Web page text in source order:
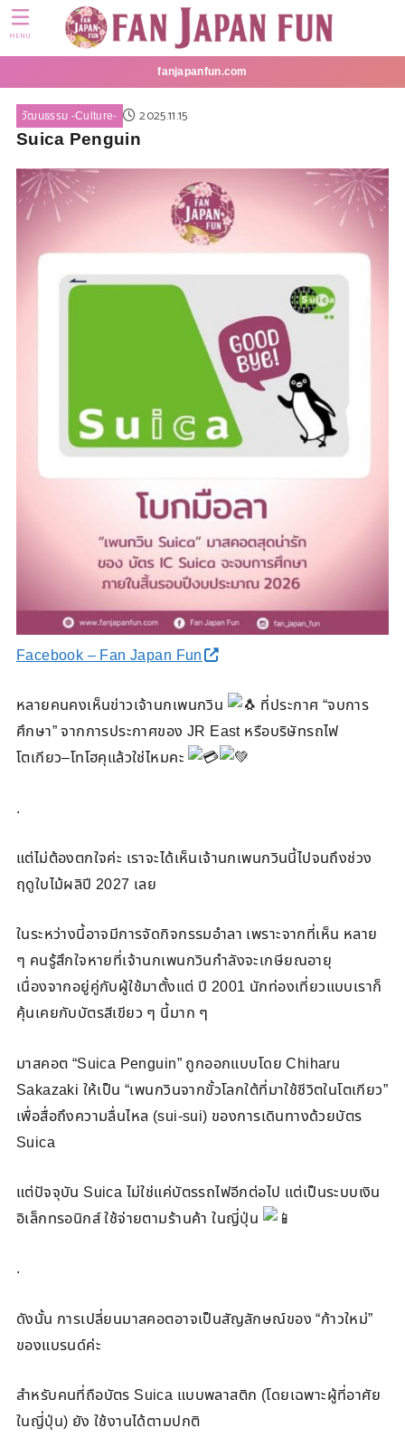
MENU
fanjapanfun.com
วัฒนธรรม -Culture- 2025.11.15
Suica Penguin
Facebook – Fan Japan Fun
หลายคนคงเห็นข่าวเจ้านกเพนกวิน
ที่ประกาศ “จบการ
ศึกษา” จากการประกาศของ JR East หรือบริษัทรถไฟ
โตเกียว–โทโฮคุแล้วใช่ไหมคะ
.
แต่ไม่ต้องตกใจค่ะ เราจะได้เห็นเจ้านกเพนกวินนี้ไปจนถึงช่วง
ฤดูใบไม้ผลิปี 2027 เลย
ในระหว่างนี้อาจมีการจัดกิจกรรมอำลา เพราะจากที่เห็น หลาย
ๆ คนรู้สึกใจหายที่เจ้านกเพนกวินกำลังจะเกษียณอายุ
เนื่องจากอยู่คู่กับผู้ใช้มาตั้งแต่ ปี 2001 นักท่องเที่ยวแบบเราก็
คุ้นเคยกับบัตรสีเขียว ๆ นี้มาก ๆ
มาสคอต “Suica Penguin” ถูกออกแบบโดย Chiharu
Sakazaki ให้เป็น “เพนกวินจากขั้วโลกใต้ที่มาใช้ชีวิตในโตเกียว”
เพื่อสื่อถึงความลื่นไหล (sui-sui) ของการเดินทางด้วยบัตร
Suica
แต่ปัจจุบัน Suica ไม่ใช่แค่บัตรรถไฟอีกต่อไป แต่เป็นระบบเงิน
อิเล็กทรอนิกส์ ใช้จ่ายตามร้านค้า ในญี่ปุ่น
.
ดังนั้น การเปลี่ยนมาสคอตอาจเป็นสัญลักษณ์ของ “ก้าวใหม่”
ของแบรนด์ค่ะ
สำหรับคนที่ถือบัตร Suica แบบพลาสติก (โดยเฉพาะผู้ที่อาศัย
ในญี่ปุ่น) ยัง ใช้งานได้ตามปกติ